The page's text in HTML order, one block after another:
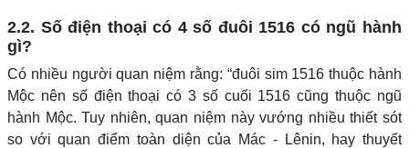
2.2. Số điện thoại có 4 số đuôi 1516 có ngũ hành
gì?
Có nhiều người quan niệm rằng: “đuôi sim 1516 thuộc hành
Mộc nên số điện thoại có 3 số cuối 1516 cũng thuộc ngũ
hành Mộc. Tuy nhiên, quan niệm này vướng nhiều thiết sót
so với quan điểm toàn diện của Mác - Lênin, hay thuyết